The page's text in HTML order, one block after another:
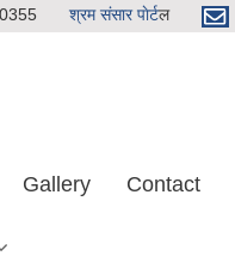
श्रम संसार पाेर्टल
Gallery Contact